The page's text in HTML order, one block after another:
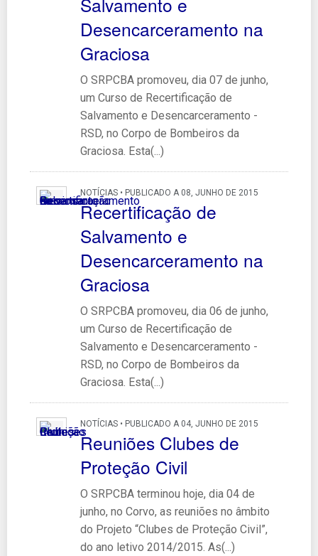
Desencarceramento na
Graciosa
O SRPCBA promoveu, dia 07 de junho,
um Curso de Recertificação de
Salvamento e Desencarceramento -
RSD, no Corpo de Bombeiros da
Graciosa. Esta(...)
NOTÍCIAS • PUBLICADO A 08, JUNHO DE 2015
Recertificação de
Salvamento e
Desencarceramento na
Graciosa
O SRPCBA promoveu, dia 06 de junho,
um Curso de Recertificação de
Salvamento e Desencarceramento -
RSD, no Corpo de Bombeiros da
Graciosa. Esta(...)
NOTÍCIAS • PUBLICADO A 04, JUNHO DE 2015
Reuniões Clubes de
Proteção Civil
O SRPCBA terminou hoje, dia 04 de
junho, no Corvo, as reuniões no âmbito
do Projeto “Clubes de Proteção Civil”,
do ano letivo 2014/2015. As(...)